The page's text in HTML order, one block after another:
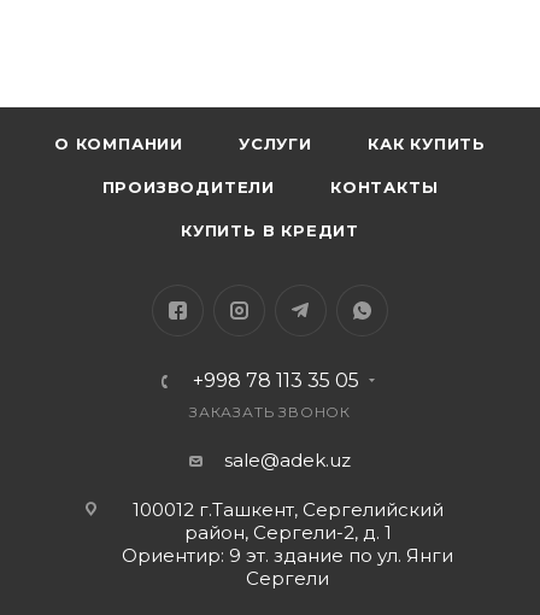
О КОМПАНИИ УСЛУГИ КАК КУПИТЬ
ПРОИЗВОДИТЕЛИ КОНТАКТЫ
КУПИТЬ В КРЕДИТ
+998 78 113 35 05
ЗАКАЗАТЬ ЗВОНОК
sale@adek.uz
100012 г.Ташкент, Сергелийский
район, Сергели-2, д. 1
Ориентир: 9 эт. здание по ул. Янги
Сергели